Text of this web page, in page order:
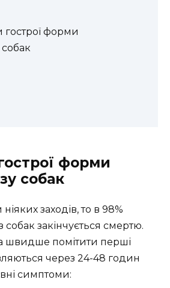
форми
форми
собак
заходів, то в 98%
собак закінчується смертю.
швидше помітити перші
через 24-48 годин
симптоми: